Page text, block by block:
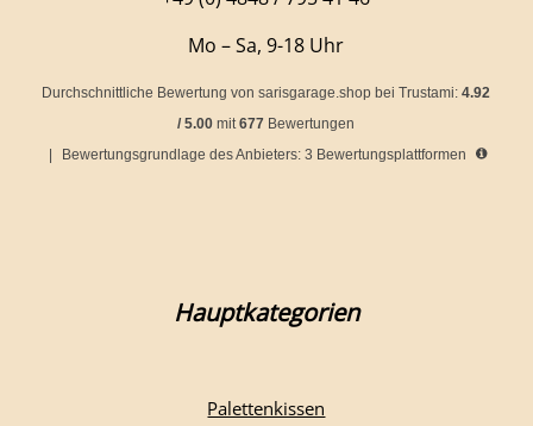
Mo – Sa, 9-18 Uhr
Durchschnittliche Bewertung von sarisgarage.shopbei Trustami:4.92
/5.00 mit677 Bewertungen
|
Bewertungsgrundlage des Anbieters: 3 Bewertungsplattformen
Hauptkategorien
Palettenkissen